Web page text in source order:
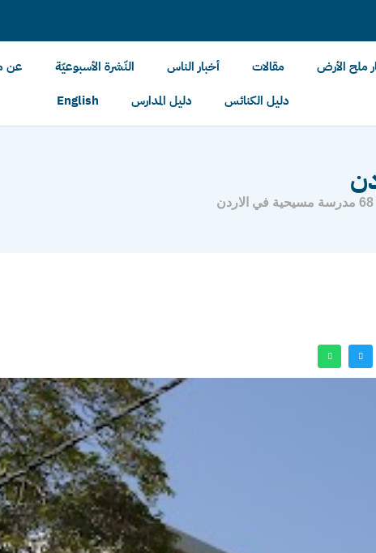
ملح الأرض مقالات أخبار الناس النّشرة الأسبوعيّة عن
دليل الكنائس
دليل المدارس English
68 مدرسة مسيحية في الاردن